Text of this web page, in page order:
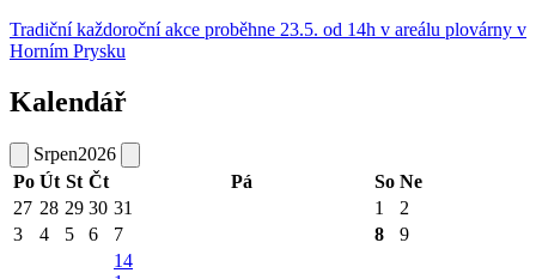
Tradiční každoroční akce proběhne 23.5. od 14h v areálu plovárny v
Horním Prysku
Kalendář
Srpen2026
Po Út St Čt Pá So Ne
27 28 29 30 31 1
2
3
4 5 6 7 8 9
14